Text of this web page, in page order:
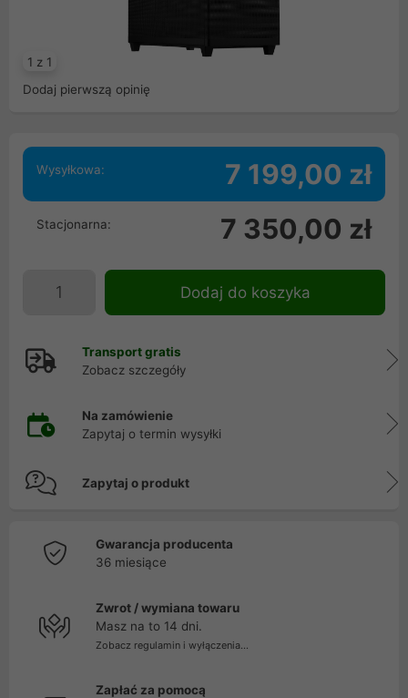
1 z 1
Dodaj pierwszą opinię
Wysyłkowa: 7 199,00 zł
Stacjonarna: 7 350,00 zł
Dodaj do koszyka
Transport gratis
Zobacz szczegóły
Na zamówienie
Zapytaj o termin wysyłki
Zapytaj o produkt
Gwarancja producenta
36 miesiące
Zwrot / wymiana towaru
Masz na to 14 dni.
Zobacz regulamin i wyłączenia...
Zapłać za pomocą